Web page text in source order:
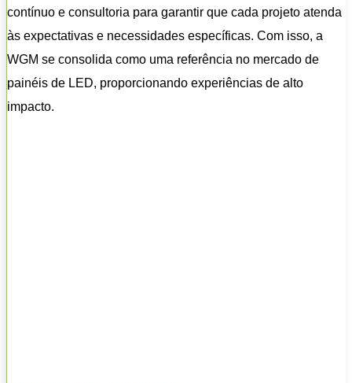
contínuo e consultoria para garantir que cada projeto atenda
às expectativas e necessidades específicas. Com isso, a
WGM se consolida como uma referência no mercado de
painéis de LED, proporcionando experiências de alto
impacto.